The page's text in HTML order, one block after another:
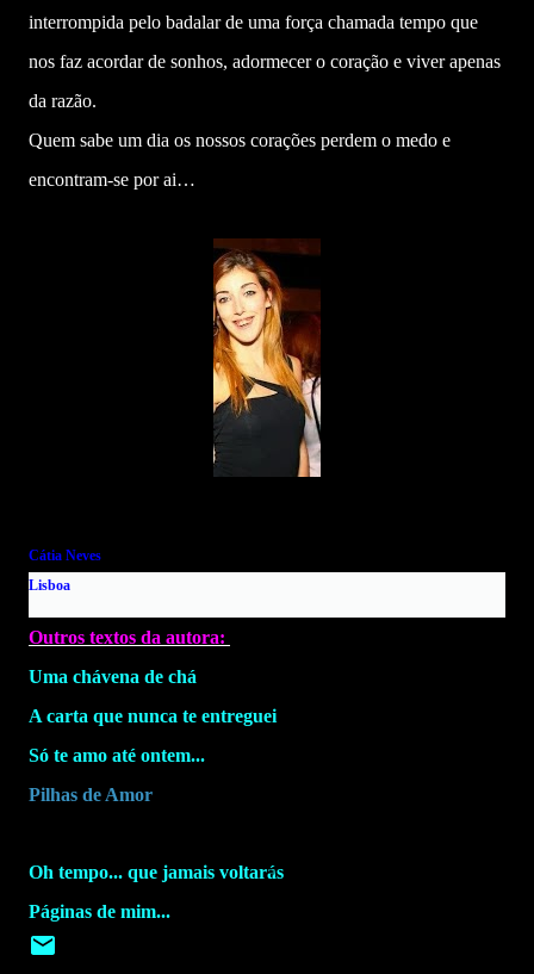
interrompida pelo badalar de uma força chamada tempo que
nos faz acordar de sonhos, adormecer o coração e viver apenas
da razão.
Quem sabe um dia os nossos corações perdem o medo e
encontram-se por ai…
Cátia Neves
Lisboa
Outros textos da autora:
Uma chávena de chá
A carta que nunca te entreguei
Só te amo até ontem...
Pilhas de Amor
Oh tempo... que jamais voltarás
Páginas de mim...